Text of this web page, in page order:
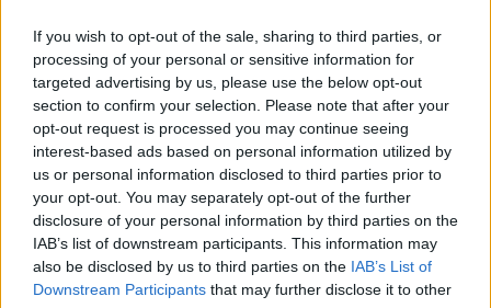
If you wish to opt-out of the sale, sharing to third parties, or
processing of your personal or sensitive information for
targeted advertising by us, please use the below opt-out
section to confirm your selection. Please note that after your
opt-out request is processed you may continue seeing
interest-based ads based on personal information utilized by
us or personal information disclosed to third parties prior to
your opt-out. You may separately opt-out of the further
disclosure of your personal information by third parties on the
IAB’s list of downstream participants. This information may
also be disclosed by us to third parties on the IAB’s List of
Downstream Participants that may further disclose it to other
hogy hazajárnak oda. Nem csupán ott szokták
tölteni a téli hónapokat, hanem két alkalommal ott is
adták össze őket. Péterfi Andreának mi is mielőbbi
gyógyulást kívánunk.